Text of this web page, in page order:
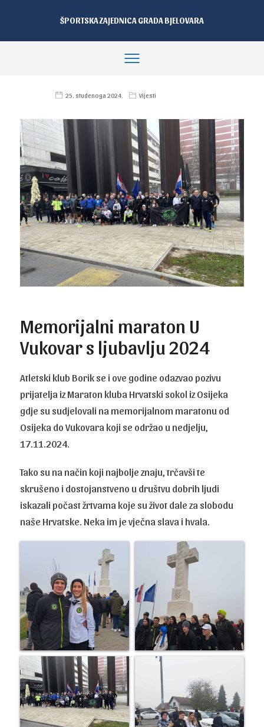
ŠPORTSKA ZAJEDNICA GRADA BJELOVARA
25. studenoga 2024. Vijesti
Memorijalni maraton U
Vukovar s ljubavlju 2024
Atletski klub Borik se i ove godine odazvao pozivu
prijatelja iz Maraton kluba Hrvatski sokol iz Osijeka
gdje su sudjelovali na memorijalnom maratonu od
Osijeka do Vukovara koji se održao u nedjelju,
17.11.2024.
Tako su na način koji najbolje znaju, trčavši te
skrušeno i dostojanstveno u društvu dobrih ljudi
iskazali počast žrtvama koje su život dale za slobodu
naše Hrvatske. Neka im je vječna slava i hvala.